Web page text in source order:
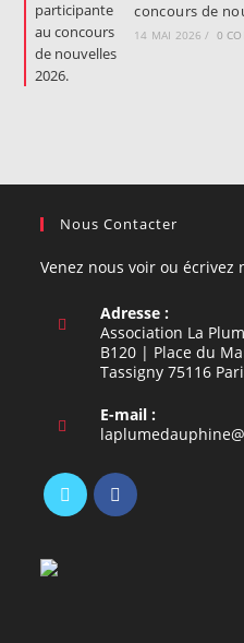
concours de
14 MAI 2026 / 0
Nous Contacter
Venez nous voir ou écrivez
Adresse :
Association La
B120 | Place du
Tassigny 75116
E-mail :
dans
un